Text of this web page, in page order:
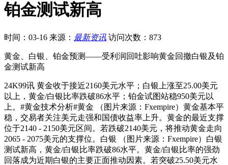
铂金测试新高
时间：03-16 来源： 最新资讯 访问次数：873
黄金、白银、铂金预测——受利润回吐影响黄金回撤白银及铂
金测试新高
24K99讯 黄金收于接近2160美元水平；白银上涨至25.00美元
以上，黄金/白银比率跌破86水平；铂金试图站稳950美元以
上。#黄金技术分析#黄金 （图片来源：Fxempire）黄金基本平
稳，交易者关注美元走强和国债收益率上升。黄金的最近支撑
位于2140 - 2150美元区间。若跌破2140美元，将推动黄金走向
2065 - 2075美元的支撑位。白银 （图片来源：Fxempire）白银
测试新高，黄金/白银比率跌破86水平。黄金/白银比率的强劲
回落成为近期白银的主要正面推动因素。若突破25.50美元水